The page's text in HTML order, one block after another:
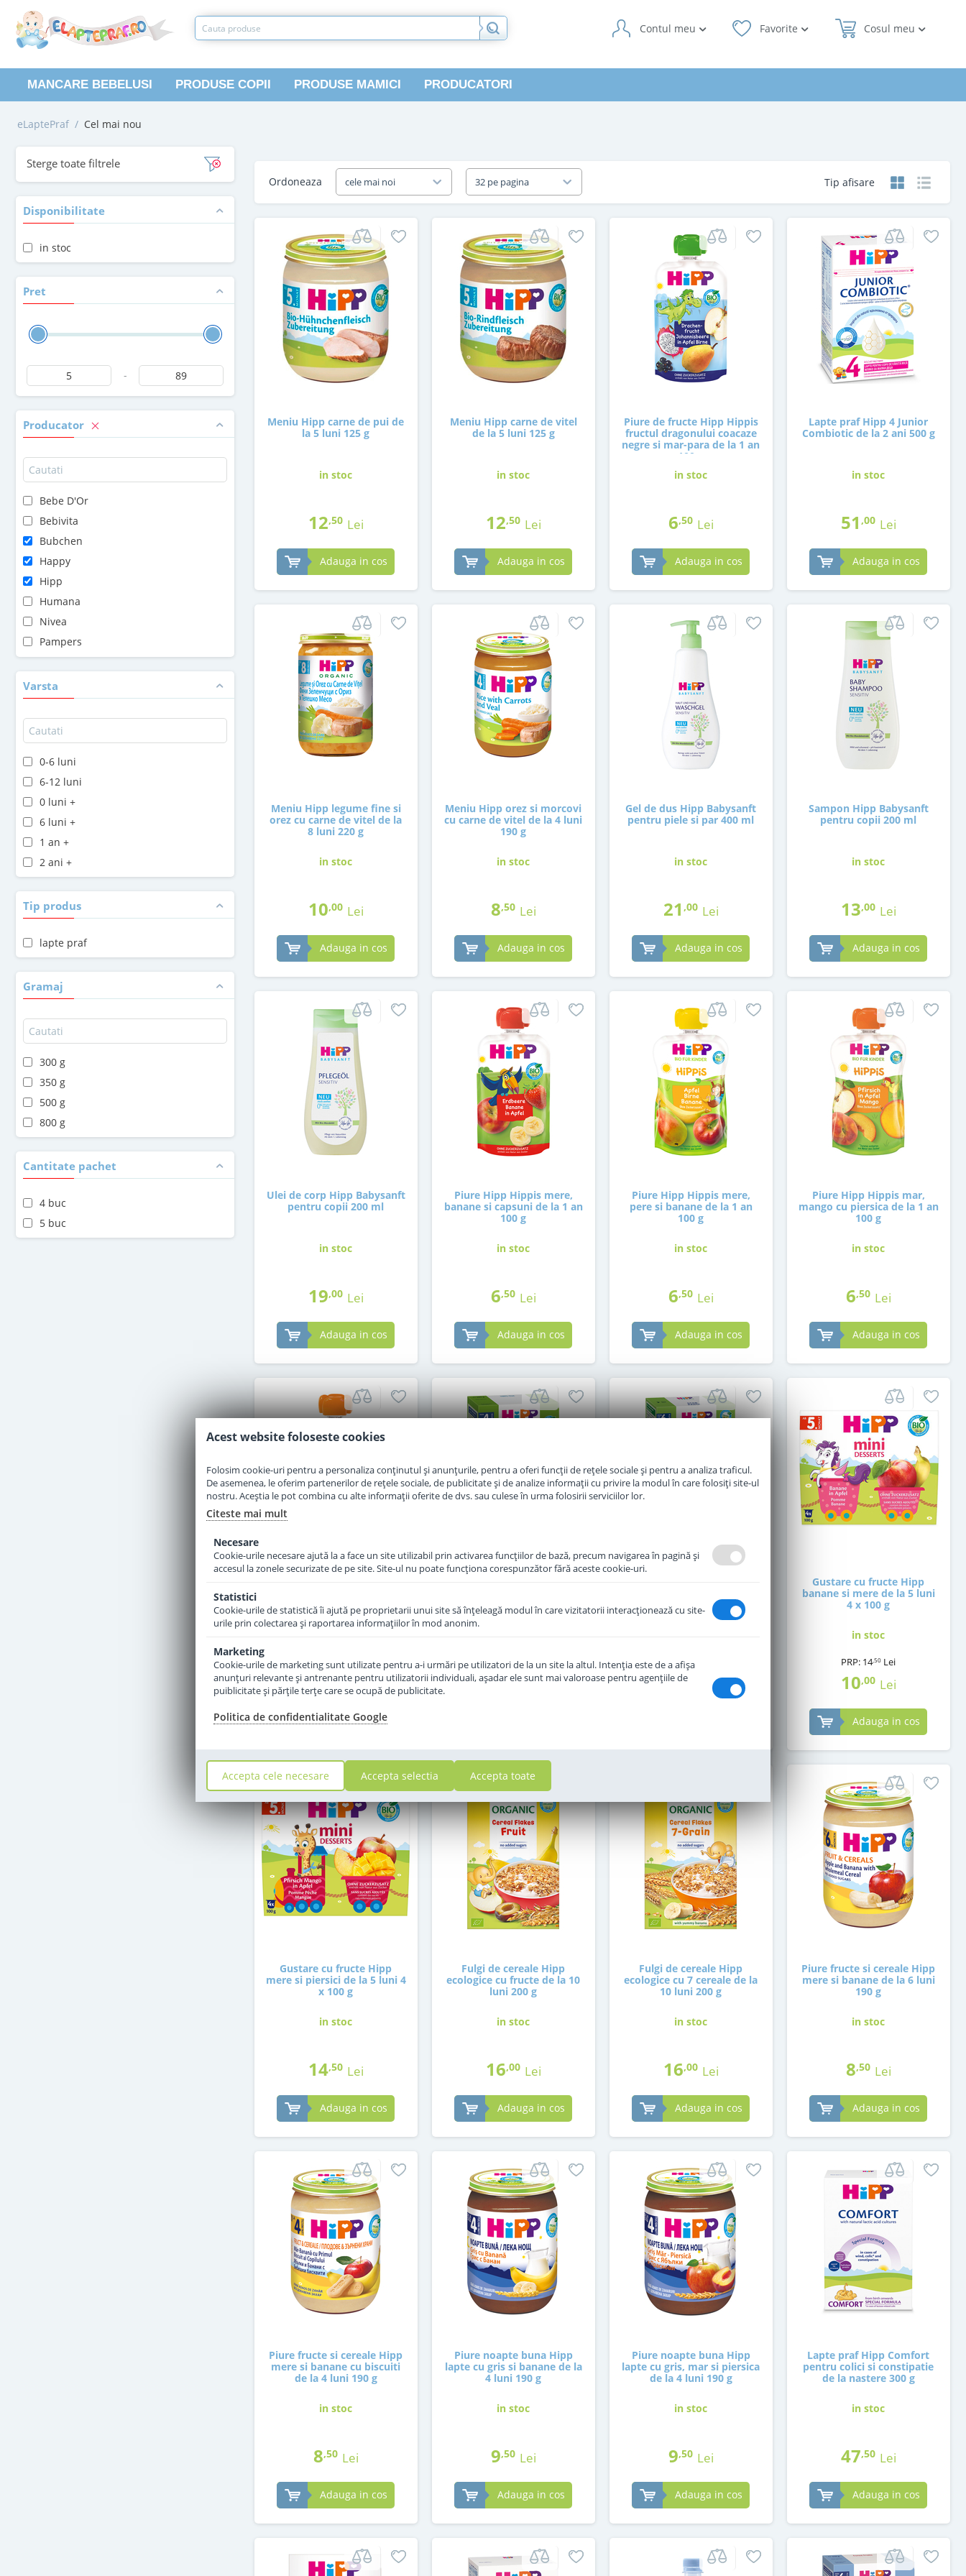
Cosul meu
Favorite
Contul meu
MANCARE BEBELUSI PRODUSE COPII PRODUSE MAMICI PRODUCATORI
eLaptePraf / Cel mai nou
Sterge toate filtrele
Disponibilitate
in stoc
Pret
-
Producator
Bebe D'Or
Bebivita
Bubchen
Happy
Hipp
Humana
Nivea
Pampers
Penaten
Plasmon
Sudocrem
Topfer
Varsta
0-6 luni
6-12 luni
0 luni +
6 luni +
1 an +
2 ani +
Tip produs
lapte praf
Gramaj
300 g
350 g
500 g
800 g
Cantitate pachet
4 buc
5 buc
Tip afisare
Ordoneaza cele mai noi 32 pe pagina
Meniu Hipp carne de pui de
la 5 luni 125 g
in stoc
12,50 Lei
Adauga in cos
Meniu Hipp carne de vitel
de la 5 luni 125 g
in stoc
12,50 Lei
Adauga in cos
Piure de fructe Hipp Hippis
fructul dragonului coacaze
negre si mar-para de la 1 an
100 g
in stoc
6,50 Lei
Adauga in cos
Lapte praf Hipp 4 Junior
Combiotic de la 2 ani 500 g
in stoc
51 ,00 Lei
Adauga in cos
Meniu Hipp legume fine si
orez cu carne de vitel de la
8 luni 220 g
in stoc
10,00 Lei
Adauga in cos
Meniu Hipp orez si morcovi
cu carne de vitel de la 4 luni
190 g
in stoc
8,50 Lei
Adauga in cos
Gel de dus Hipp Babysanft
pentru piele si par 400 ml
in stoc
21 ,00 Lei
Adauga in cos
Sampon Hipp Babysanft
pentru copii 200 ml
in stoc
13,00 Lei
Adauga in cos
Ulei de corp Hipp Babysanft
pentru copii 200 ml
in stoc
19,00 Lei
Adauga in cos
Piure Hipp Hippis mere,
banane si capsuni de la 1 an
100 g
in stoc
6,50 Lei
Adauga in cos
Piure Hipp Hippis mere,
pere si banane de la 1 an
100 g
in stoc
6,50 Lei
Adauga in cos
Piure Hipp Hippis mar,
mango cu piersica de la 1 an
100 g
in stoc
6,50 Lei
Adauga in cos
mere de la 1 an 100 g
6,50 Lei
Adauga in cos
la 4 luni 200 g
16,00 Lei
luni 320 g
17,50 Lei
Gustare cu fructe Hipp
banane si mere de la 5 luni
4 x 100 g
in stoc
PRP: 14,50 Lei
10,00 Lei
Adauga in cos
Gustare cu fructe Hipp
mere si piersici de la 5 luni 4
x 100 g
in stoc
14,50 Lei
Adauga in cos
Fulgi de cereale Hipp
ecologice cu fructe de la 10
luni 200 g
in stoc
16,00 Lei
Adauga in cos
Fulgi de cereale Hipp
ecologice cu 7 cereale de la
10 luni 200 g
in stoc
16,00 Lei
Adauga in cos
Piure fructe si cereale Hipp
mere si banane de la 6 luni
190 g
in stoc
8,50 Lei
Adauga in cos
Piure fructe si cereale Hipp
mere si banane cu biscuiti
de la 4 luni 190 g
in stoc
8,50 Lei
Adauga in cos
Piure noapte buna Hipp
lapte cu gris si banane de la
4 luni 190 g
in stoc
9,50 Lei
Adauga in cos
Piure noapte buna Hipp
lapte cu gris, mar si piersica
de la 4 luni 190 g
in stoc
9,50 Lei
Adauga in cos
Lapte praf Hipp Comfort
pentru colici si constipatie
de la nastere 300 g
in stoc
47,50 Lei
Adauga in cos
Acest website foloseste cookies
Folosim cookie-uri pentru a personaliza conținutul și anunțurile, pentru a oferi funcții de rețele sociale și pentru a analiza traficul.
De asemenea, le oferim partenerilor de rețele sociale, de publicitate și de analize informații cu privire la modul în care folosiți site-ul
nostru. Aceștia le pot combina cu alte informații oferite de dvs. sau culese în urma folosirii serviciilor lor.
Citeste mai mult
Necesare
Cookie-urile necesare ajută la a face un site utilizabil prin activarea funcţiilor de bază, precum navigarea în pagină şi
accesul la zonele securizate de pe site. Site-ul nu poate funcţiona corespunzător fără aceste cookie-uri.
Statistici
Cookie-urile de statistică îi ajută pe proprietarii unui site să înţeleagă modul în care vizitatorii interacţionează cu site-
urile prin colectarea şi raportarea informaţiilor în mod anonim.
Marketing
Cookie-urile de marketing sunt utilizate pentru a-i urmări pe utilizatori de la un site la altul. Intenţia este de a afişa
anunţuri relevante şi antrenante pentru utilizatorii individuali, aşadar ele sunt mai valoroase pentru agenţiile de
puiblicitate şi părţile terţe care se ocupă de publicitate.
Politica de confidentialitate Google
Accepta cele necesare Accepta selectia Accepta toate